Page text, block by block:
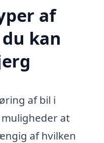
af
kan
af bil i
at
af hvilken